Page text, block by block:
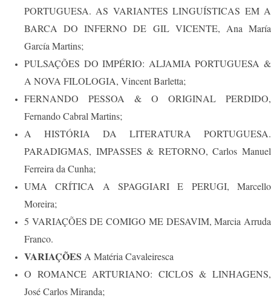
PORTUGUESA. AS VARIANTES LINGUÍSTICAS EM A
BARCA DO INFERNO DE GIL VICENTE, Ana María
García Martins;
PULSAÇÕES DO IMPÉRIO: ALJAMIA PORTUGUESA &
A NOVA FILOLOGIA, Vincent Barletta;
FERNANDO PESSOA & O ORIGINAL PERDIDO,
Fernando Cabral Martins;
A HISTÓRIA DA LITERATURA PORTUGUESA.
PARADIGMAS, IMPASSES & RETORNO, Carlos Manuel
Ferreira da Cunha;
UMA CRÍTICA A SPAGGIARI E PERUGI, Marcello
Moreira;
5 VARIAÇÕES DE COMIGO ME DESAVIM, Marcia Arruda
Franco.
VARIAÇÕES A Matéria Cavaleiresca
O ROMANCE ARTURIANO: CICLOS & LINHAGENS,
José Carlos Miranda;